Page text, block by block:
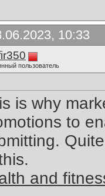
10:33
пользователь
is why
to
and